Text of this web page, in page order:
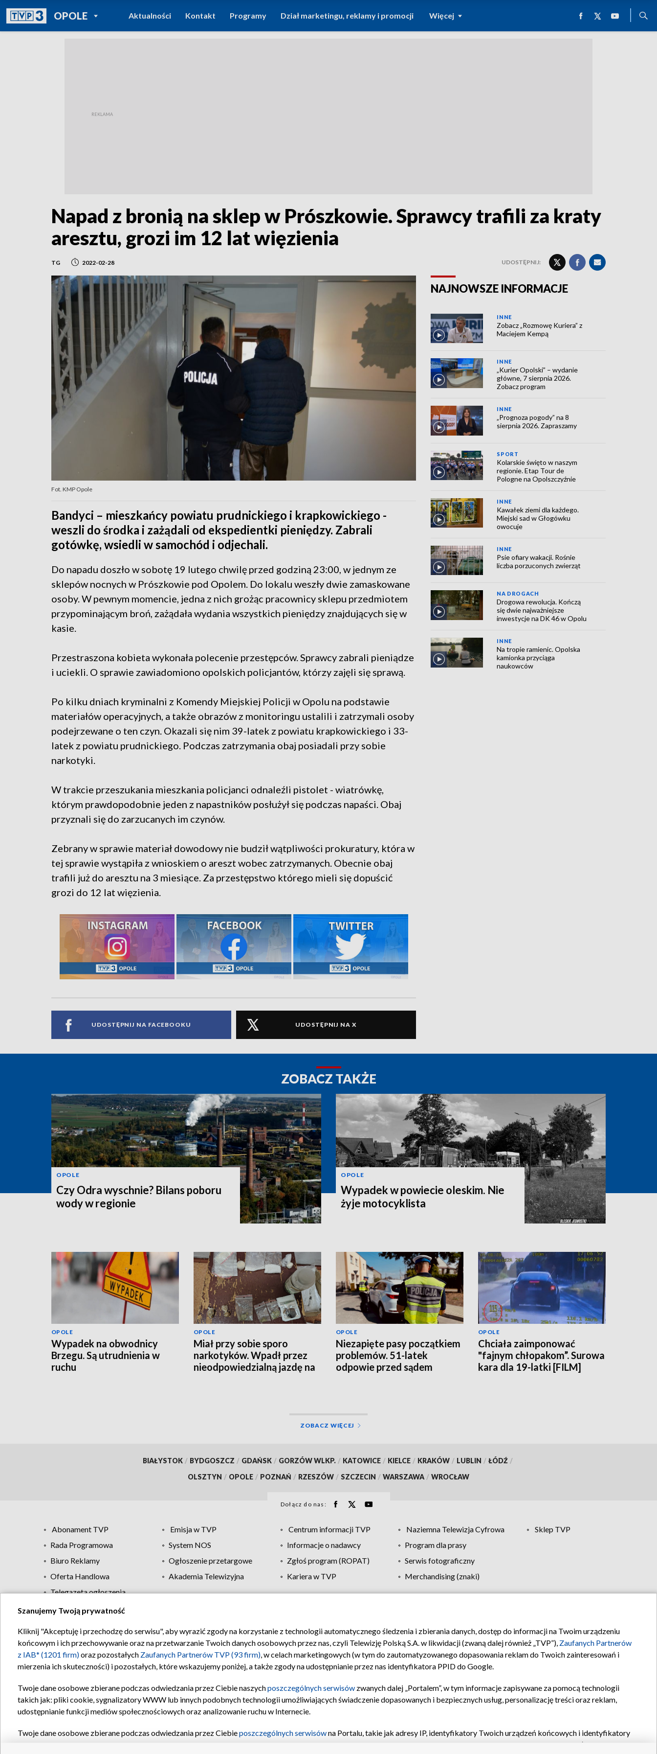
OPOLEPOWRÓT DO
TVP REGIONY
Aktualności Kontakt Programy Dział marketingu, reklamy i promocji Więcej
Napad z bronią na sklep w Prószkowie. Sprawcy trafili za kraty
aresztu, grozi im 12 lat więzienia
TG 2022-02-28 UDOSTĘPNIJ:
Fot. KMP Opole
Bandyci – mieszkańcy powiatu prudnickiego i krapkowickiego -
weszli do środka i zażądali od ekspedientki pieniędzy. Zabrali
gotówkę, wsiedli w samochód i odjechali.
Do napadu doszło w sobotę 19 lutego chwilę przed godziną 23:00, w jednym ze
sklepów nocnych w Prószkowie pod Opolem. Do lokalu weszły dwie zamaskowane
osoby. W pewnym momencie, jedna z nich grożąc pracownicy sklepu przedmiotem
przypominającym broń, zażądała wydania wszystkich pieniędzy znajdujących się w
kasie.
Przestraszona kobieta wykonała polecenie przestępców. Sprawcy zabrali pieniądze
i uciekli. O sprawie zawiadomiono opolskich policjantów, którzy zajęli się sprawą.
Po kilku dniach kryminalni z Komendy Miejskiej Policji w Opolu na podstawie
materiałów operacyjnych, a także obrazów z monitoringu ustalili i zatrzymali osoby
podejrzewane o ten czyn. Okazali się nim 39-latek z powiatu krapkowickiego i 33-
latek z powiatu prudnickiego. Podczas zatrzymania obaj posiadali przy sobie
narkotyki.
W trakcie przeszukania mieszkania policjanci odnaleźli pistolet - wiatrówkę,
którym prawdopodobnie jeden z napastników posłużył się podczas napaści. Obaj
przyznali się do zarzucanych im czynów.
Zebrany w sprawie materiał dowodowy nie budził wątpliwości prokuratury, która w
tej sprawie wystąpiła z wnioskiem o areszt wobec zatrzymanych. Obecnie obaj
trafili już do aresztu na 3 miesiące. Za przestępstwo którego mieli się dopuścić
grozi do 12 lat więzienia.
UDOSTĘPNIJ NA FACEBOOKU UDOSTĘPNIJ NA X
NAJNOWSZE INFORMACJE
INNE
Zobacz „Rozmowę Kuriera” z
Maciejem Kempą
INNE
„Kurier Opolski” – wydanie
główne, 7 sierpnia 2026.
Zobacz program
INNE
„Prognoza pogody” na 8
sierpnia 2026. Zapraszamy
SPORT
Kolarskie święto w naszym
regionie. Etap Tour de
Pologne na Opolszczyźnie
INNE
Kawałek ziemi dla każdego.
Miejski sad w Głogówku
owocuje
INNE
Psie ofiary wakacji. Rośnie
liczba porzuconych zwierząt
NA DROGACH
Drogowa rewolucja. Kończą
się dwie najważniejsze
inwestycje na DK 46 w Opolu
INNE
Na tropie ramienic. Opolska
kamionka przyciąga
naukowców
ZOBACZ TAKŻE
OPOLE
Czy Odra wyschnie? Bilans poboru
wody w regionie
OPOLE
Wypadek w powiecie oleskim. Nie
żyje motocyklista
OPOLE
Wypadek na obwodnicy
Brzegu. Są utrudnienia w
ruchu
OPOLE
Miał przy sobie sporo
narkotyków. Wpadł przez
nieodpowiedzialną jazdę na
OPOLE
Niezapięte pasy początkiem
problemów. 51-latek
odpowie przed sądem
OPOLE
Chciała zaimponować
"fajnym chłopakom”. Surowa
kara dla 19-latki [FILM]
ZOBACZ WIĘCEJ
BIAŁYSTOK / BYDGOSZCZ / GDAŃSK / GORZÓW WLKP. / KATOWICE / KIELCE / KRAKÓW / LUBLIN / ŁÓDŹ /
OLSZTYN / OPOLE / POZNAŃ / RZESZÓW / SZCZECIN / WARSZAWA / WROCŁAW
Dołącz do nas:
Abonament TVP Emisja w TVP Centrum informacji TVP Naziemna Telewizja Cyfrowa
Sklep TVP
Rada Programowa
System NOS Informacje o nadawcy
Program dla prasy
Biuro Reklamy
Ogłoszenie przetargowe Zgłoś program (ROPAT)
Serwis fotograficzny
Oferta Handlowa
Akademia Telewizyjna Kariera w TVP
Merchandising (znaki)
Telegazeta ogłoszenia
Regulamin TVP Polityka prywatności Moje zgody Pomoc Biuro reklamy Kontakt
Szanujemy Twoją prywatność
Kliknij "Akceptuję i przechodzę do serwisu", aby wyrazić zgody na korzystanie z technologii automatycznego śledzenia i zbierania danych, dostęp do informacji na Twoim urządzeniu
końcowym i ich przechowywanie oraz na przetwarzanie Twoich danych osobowych przez nas, czyli Telewizję Polską S.A. w likwidacji (zwaną dalej również „TVP”), Zaufanych Partnerów
z IAB* (1201 firm)oraz pozostałych Zaufanych Partnerów TVP (93 firm), w celach marketingowych (w tym do zautomatyzowanego dopasowania reklam do Twoich zainteresowań i
mierzenia ich skuteczności) i pozostałych, które wskazujemy poniżej, a także zgody na udostępnianie przez nas identyfikatora PPID do Google.
Twoje dane osobowe zbierane podczas odwiedzania przez Ciebie naszychposzczególnych serwisów zwanych dalej „Portalem”, w tym informacje zapisywane za pomocą technologii
takich jak: pliki cookie, sygnalizatory WWW lub innych podobnych technologii umożliwiających świadczenie dopasowanych i bezpiecznych usług, personalizację treści oraz reklam,
udostępnianie funkcji mediów społecznościowych oraz analizowanie ruchu w Internecie.
Twoje dane osobowe zbierane podczas odwiedzania przez Ciebieposzczególnych serwisówna Portalu, takie jak adresy IP, identyfikatory Twoich urządzeń końcowych i identyfikatory
oraz pozostałych